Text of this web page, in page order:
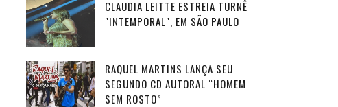
CLAUDIA LEITTE ESTREIA TURNÊ
"INTEMPORAL", EM SÃO PAULO
RAQUEL MARTINS LANÇA SEU
SEGUNDO CD AUTORAL “HOMEM
SEM ROSTO”